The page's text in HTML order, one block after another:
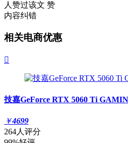
人赞过该文 赞
内容纠错
相关电商优惠

技嘉GeForce RTX 5060 Ti
￥4699
264人评分